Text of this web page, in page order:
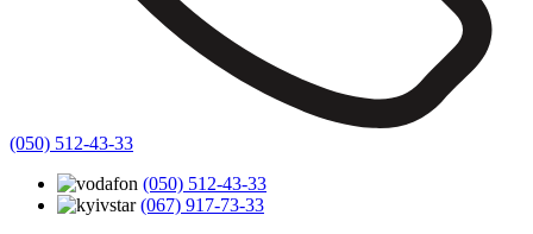
(050) 512-43-33
(050) 512-43-33
(067) 917-73-33